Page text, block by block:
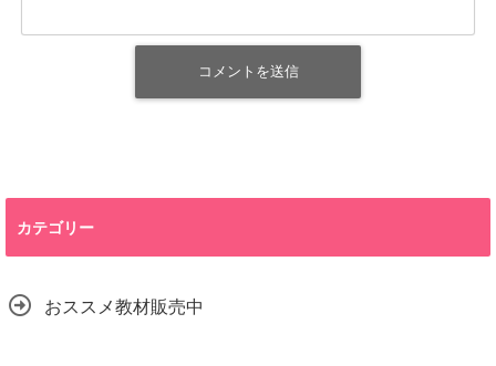
カテゴリー
おススメ教材販売中